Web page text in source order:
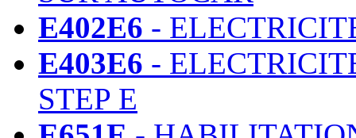
E402E6 -
E403E6 -
STEP E